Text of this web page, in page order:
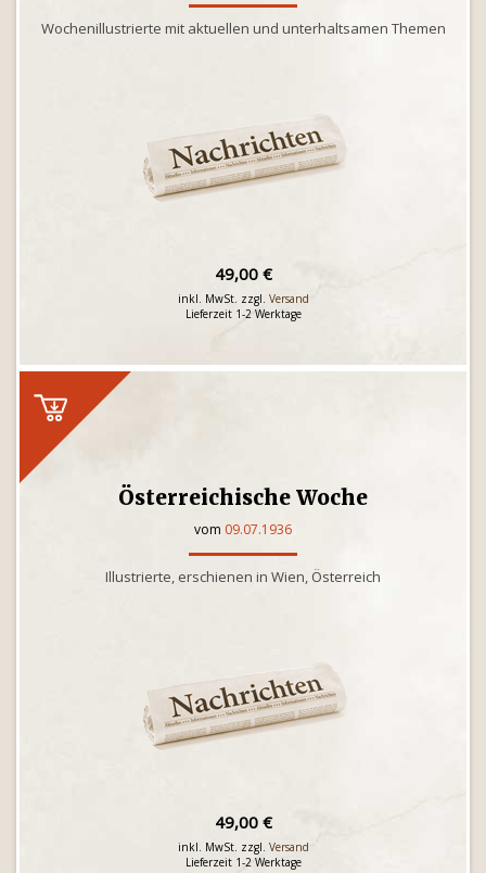
Wochenillustrierte mit aktuellen und unterhaltsamen Themen
49,00 €
inkl. MwSt. zzgl. Versand
Lieferzeit 1-2 Werktage
Österreichische Woche
vom 09.07.1936
Illustrierte, erschienen in Wien, Österreich
49,00 €
inkl. MwSt. zzgl. Versand
Lieferzeit 1-2 Werktage